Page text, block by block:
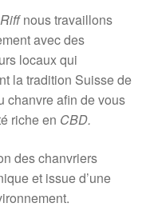
nous travaillons
avec des
locaux qui
la tradition Suisse de
chanvre afin de vous
riche en CBD.
des chanvriers
et issue d’une